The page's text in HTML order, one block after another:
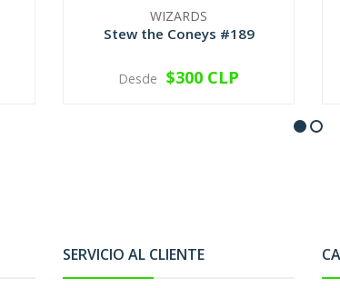
WIZARDS
Stew the Coneys #189
VER OPCIONES
Desde $300 CLP
SERVICIO AL CLIENTE